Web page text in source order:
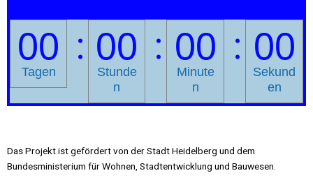
00
Tagen
00
Stunde
n
00
Minute
n
00
Sekund
en
Das Projekt ist gefördert von der Stadt Heidelberg und dem
Bundesministerium für Wohnen, Stadtentwicklung und Bauwesen.